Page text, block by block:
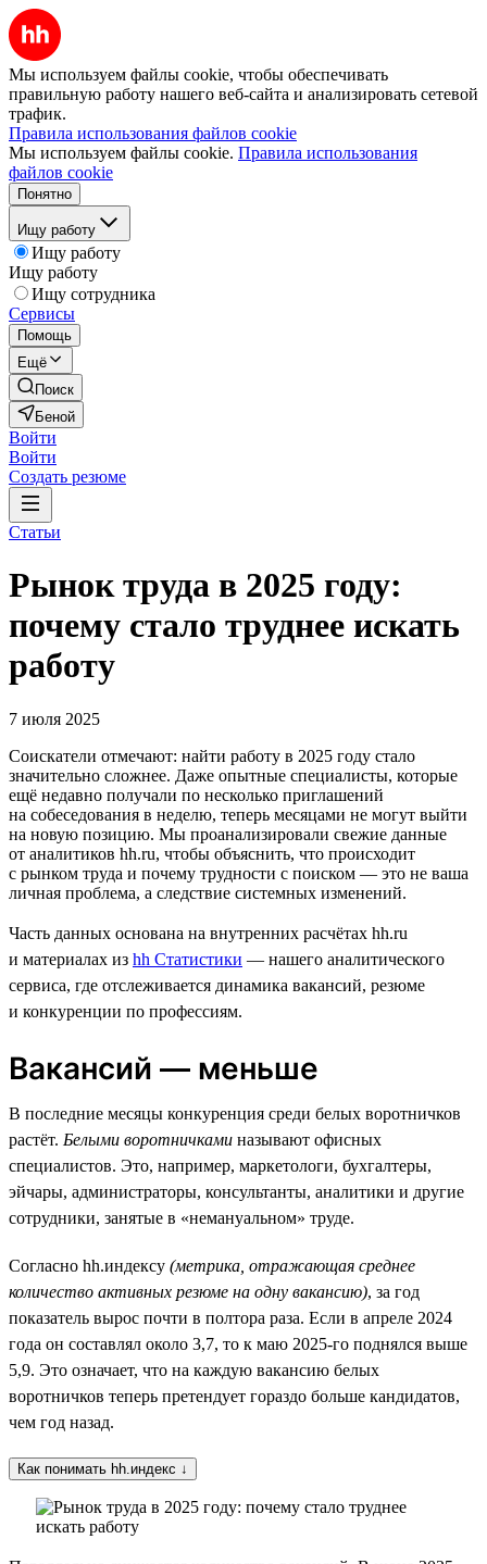
Мы используем файлы cookie, чтобы обеспечивать
правильную работу нашего веб-сайта и анализировать сетевой
трафик.
Правила использования файлов cookie
Мы используем файлы cookie. Правила использования
файлов cookie
Понятно
Ищу работу
Ищу работу
Ищу работу
Ищу сотрудника
Сервисы
Помощь
Ещё
Поиск
Беной
Войти
Войти
Создать резюме
Статьи
Рынок труда в 2025 году:
почему стало труднее искать
работу
7 июля 2025
Соискатели отмечают: найти работу в 2025 году стало
значительно сложнее. Даже опытные специалисты, которые
ещё недавно получали по несколько приглашений
на собеседования в неделю, теперь месяцами не могут выйти
на новую позицию. Мы проанализировали свежие данные
от аналитиков hh.ru, чтобы объяснить, что происходит
с рынком труда и почему трудности с поиском — это не ваша
личная проблема, а следствие системных изменений.
Часть данных основана на внутренних расчётах hh.ru
и материалах из hh Статистики — нашего аналитического
сервиса, где отслеживается динамика вакансий, резюме
и конкуренции по профессиям.
Вакансий — меньше
В последние месяцы конкуренция среди белых воротничков
растёт. Белыми воротничками называют офисных
специалистов. Это, например, маркетологи, бухгалтеры,
эйчары, администраторы, консультанты, аналитики и другие
сотрудники, занятые в «немануальном» труде.
Согласно hh.индексу (метрика, отражающая среднее
количество активных резюме на одну вакансию), за год
показатель вырос почти в полтора раза. Если в апреле 2024
года он составлял около 3,7, то к маю 2025-го поднялся выше
5,9. Это означает, что на каждую вакансию белых
воротничков теперь претендует гораздо больше кандидатов,
чем год назад.
Как понимать hh.индекс ↓